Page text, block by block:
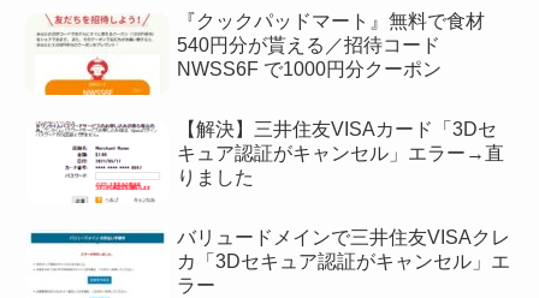
『クックパッドマート』無料で食材
540円分が貰える／招待コード
NWSS6F で1000円分クーポン
【解決】三井住友VISAカード「3Dセ
キュア認証がキャンセル」エラー→直
りました
バリュードメインで三井住友VISAクレ
カ「3Dセキュア認証がキャンセル」エ
ラー